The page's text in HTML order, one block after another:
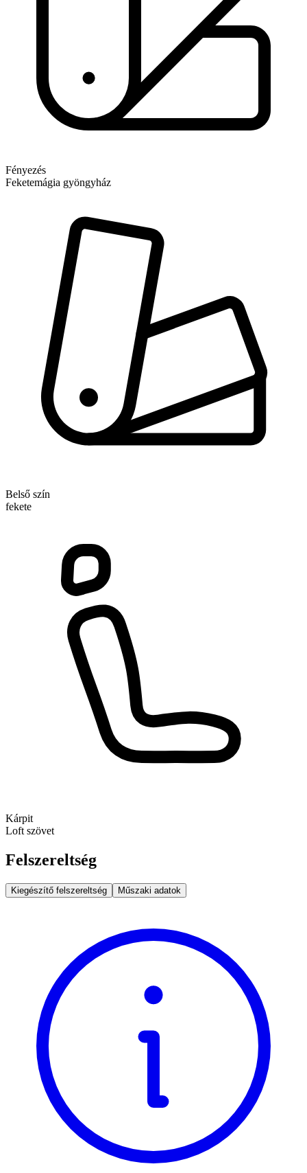
Fényezés
Feketemágia gyöngyház
Belső szín
fekete
Kárpit
Loft szövet
Felszereltség
Kiegészítő felszereltség Műszaki adatok